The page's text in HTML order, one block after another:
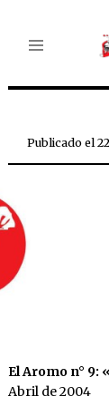
Publicado el
El Aromo n° 9:
Abril de 2004